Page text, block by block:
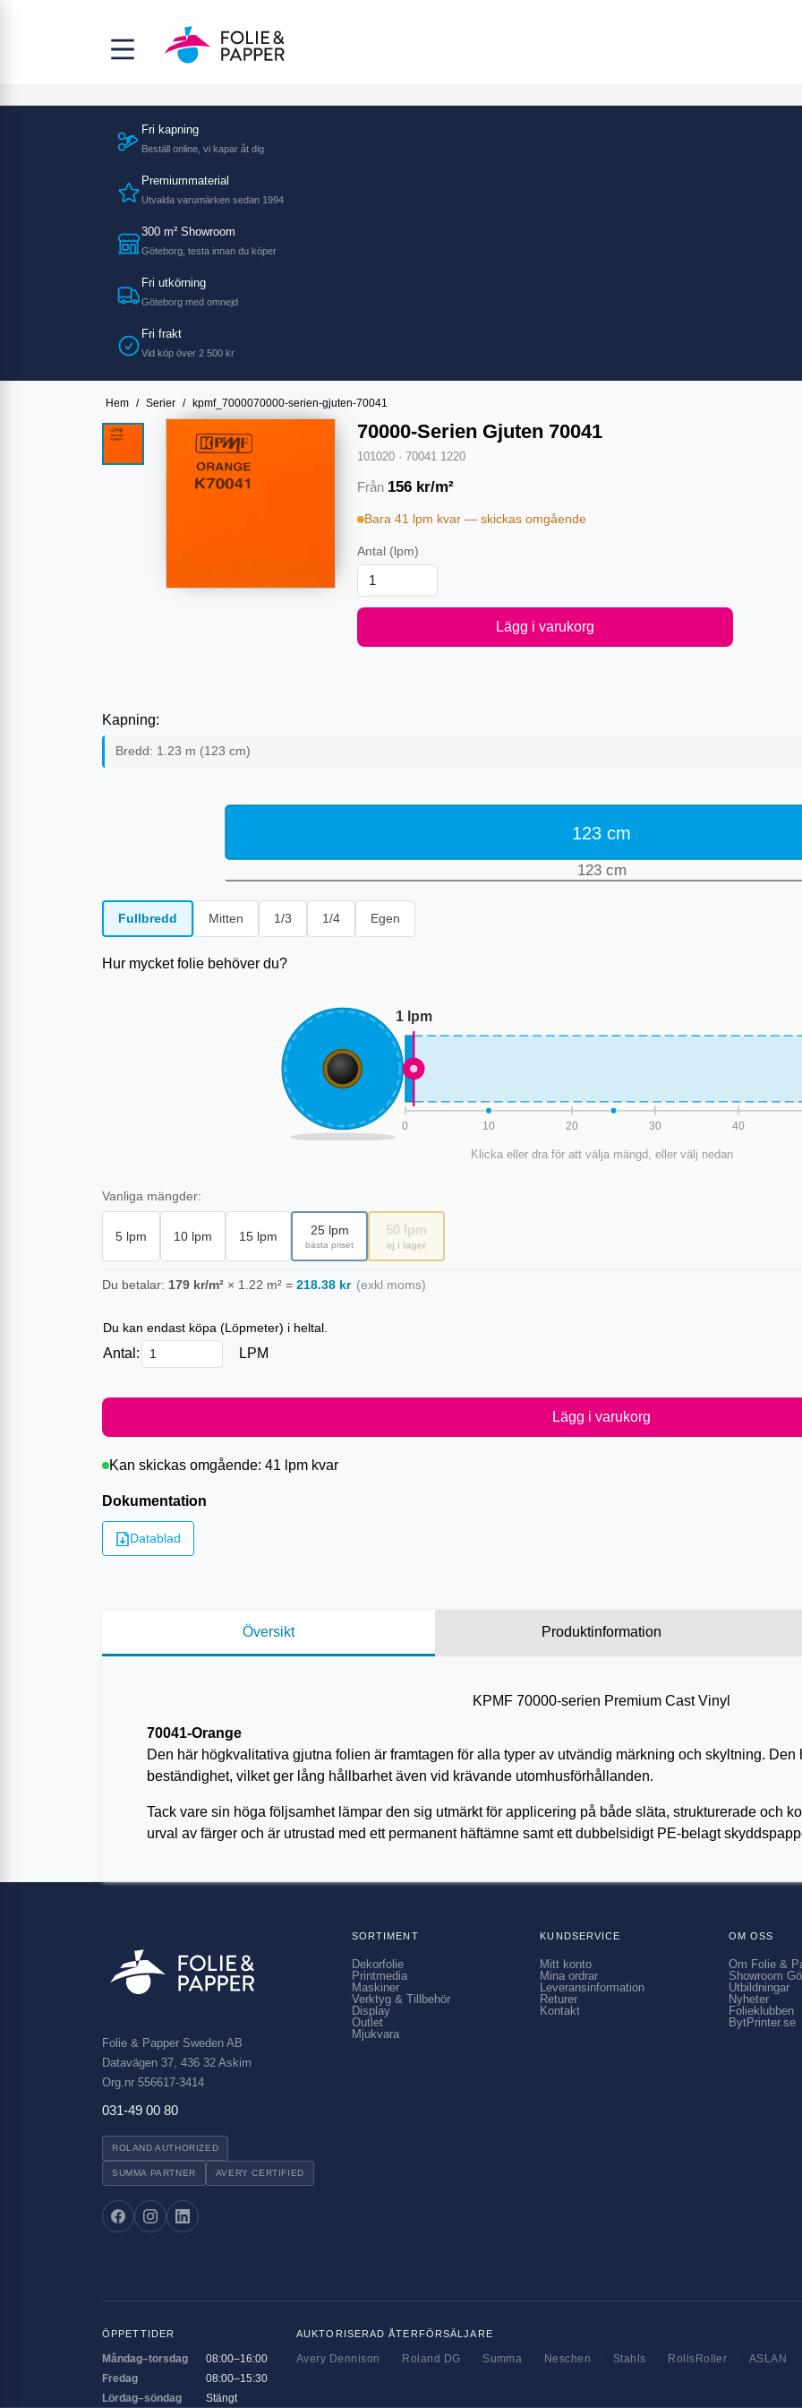
Fri kapning
Beställ online, vi kapar åt dig
Premiummaterial
Utvalda varumärken sedan 1994
300 m² Showroom
Göteborg, testa innan du köper
Fri utkörning
Göteborg med omnejd
Fri frakt
Vid köp över 2 500 kr
Hem / Serier / kpmf_7000070000-serien-gjuten-70041
70000-Serien Gjuten 70041
101020 · 70041 1220
Från 156 kr/m²
Bara 41 lpm kvar — skickas omgående
Antal (lpm)
Lägg i varukorg
Kapning:
Bredd: 1.23 m (123 cm)
123 cm
123cm
Fullbredd Mitten 1/3 1/4 Egen
Hur mycket folie behöver du?
1lpm
0 10 20 30 40
Klicka eller dra för att välja mängd, eller välj nedan
Vanliga mängder:
5 lpm 10 lpm 15 lpm 25lpm
bästa priset
50 lpm
ej i lager
Du betalar: 179 kr/m² × 1.22 m² = 218.38 kr (exkl moms)
Du kan endast köpa (Löpmeter) i heltal.
Antal: LPM
Lägg i varukorg
Kan skickas omgående: 41 lpm kvar
Dokumentation
Datablad
Översikt Produktinformation
KPMF 70000-serien Premium Cast Vinyl
70041-Orange
Den här högkvalitativa gjutna folien är framtagen för alla typer av utvändig märkning och skyltning. Den
beständighet, vilket ger lång hållbarhet även vid krävande utomhusförhållanden.
Tack vare sin höga följsamhet lämpar den sig utmärkt för applicering på både släta, strukturerade och
urval av färger och är utrustad med ett permanent häftämne samt ett dubbelsidigt PE-belagt
Folie & Papper Sweden AB
Datavägen 37, 436 32 Askim
Org.nr 556617-3414
031-49 00 80
ROLAND AUTHORIZED
SUMMA PARTNER AVERY CERTIFIED
SORTIMENT
Dekorfolie
Printmedia
Maskiner
Verktyg & Tillbehör
Display
Outlet
Mjukvara
KUNDSERVICE
Mitt konto
Mina ordrar
Leveransinformation
Returer
Kontakt
OM OSS
Om Folie &
Showroom
Utbildningar
Nyheter
Folieklubben
BytPrinter.se
ÖPPETTIDER
Måndag–torsdag
08:00–16:00
Fredag
08:00–15:30
Lördag–söndag
Stängt
AUKTORISERAD ÅTERFÖRSÄLJARE
Avery Dennison Roland DG Summa Neschen Stahls RollsRoller ASLAN